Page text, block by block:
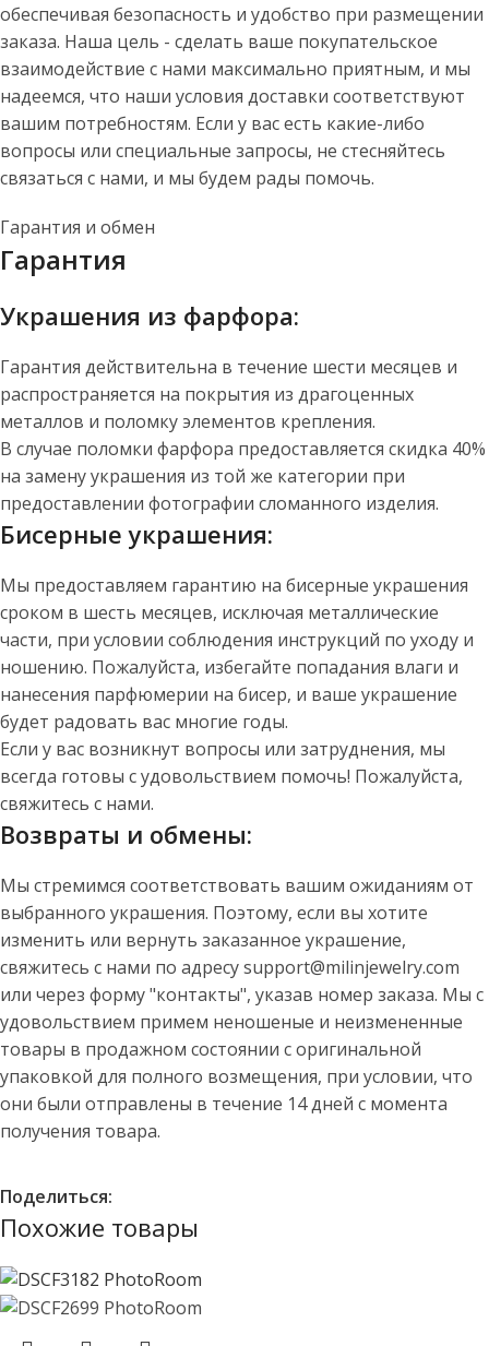
обеспечивая безопасность и удобство при размещении
заказа. Наша цель - сделать ваше покупательское
взаимодействие с нами максимально приятным, и мы
надеемся, что наши условия доставки соответствуют
вашим потребностям. Если у вас есть какие-либо
вопросы или специальные запросы, не стесняйтесь
связаться с нами, и мы будем рады помочь.
Гарантия и обмен
Гарантия
Украшения из фарфора:
Гарантия действительна в течение шести месяцев и
распространяется на покрытия из драгоценных
металлов и поломку элементов крепления.
В случае поломки фарфора предоставляется скидка 40%
на замену украшения из той же категории при
предоставлении фотографии сломанного изделия.
Бисерные украшения:
Мы предоставляем гарантию на бисерные украшения
сроком в шесть месяцев, исключая металлические
части, при условии соблюдения инструкций по уходу и
ношению. Пожалуйста, избегайте попадания влаги и
нанесения парфюмерии на бисер, и ваше украшение
будет радовать вас многие годы.
Если у вас возникнут вопросы или затруднения, мы
всегда готовы с удовольствием помочь! Пожалуйста,
свяжитесь с нами.
Возвраты и обмены:
Мы стремимся соответствовать вашим ожиданиям от
выбранного украшения. Поэтому, если вы хотите
изменить или вернуть заказанное украшение,
свяжитесь с нами по адресу support@milinjewelry.com
или через форму "контакты", указав номер заказа. Мы с
удовольствием примем неношеные и неизмененные
товары в продажном состоянии с оригинальной
упаковкой для полного возмещения, при условии, что
они были отправлены в течение 14 дней с момента
получения товара.
Поделиться:
Похожие товары